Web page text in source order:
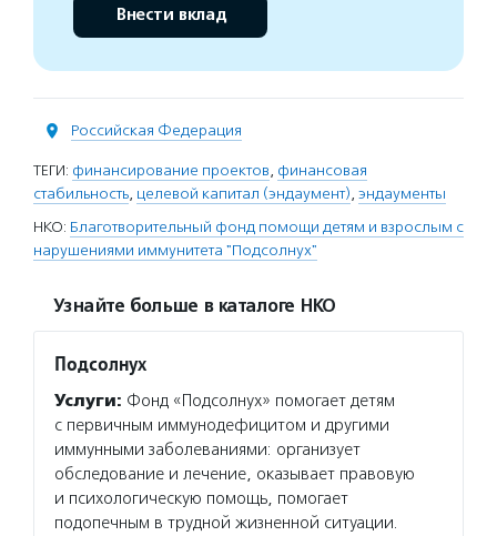
Внести вклад
Российская Федерация
ТЕГИ: финансирование проектов, финансовая
стабильность, целевой капитал (эндаумент), эндаументы
НКО: Благотворительный фонд помощи детям и взрослым с
нарушениями иммунитета "Подсолнух"
Узнайте больше в каталоге НКО
Подсолнух
Услуги: Фонд «Подсолнух» помогает детям
с первичным иммунодефицитом и другими
иммунными заболеваниями: организует
обследование и лечение, оказывает правовую
и психологическую помощь, помогает
подопечным в трудной жизненной ситуации.